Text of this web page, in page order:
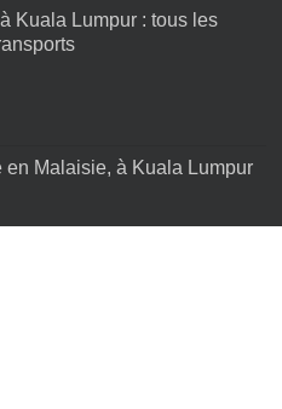
Kuala Lumpur : tous les
en Malaisie, à Kuala Lumpur